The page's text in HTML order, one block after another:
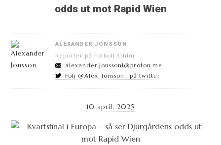
odds ut mot Rapid Wien
ALEXANDER JONSSON
Reporter på Fotboll Sthlm
alexander.jonsson1@proton.me
Följ @Alex_Jonsson_ på twitter
10 april, 2025